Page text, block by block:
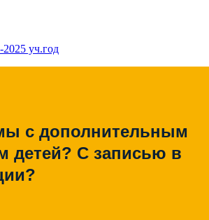
2025 уч.год
с дополнительным
детей? С записью в